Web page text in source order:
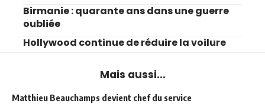
Birmanie : quarante ans dans une guerre
oubliée
Hollywood continue de réduire la voilure
Mais aussi...
Matthieu Beauchamps devient chef du service